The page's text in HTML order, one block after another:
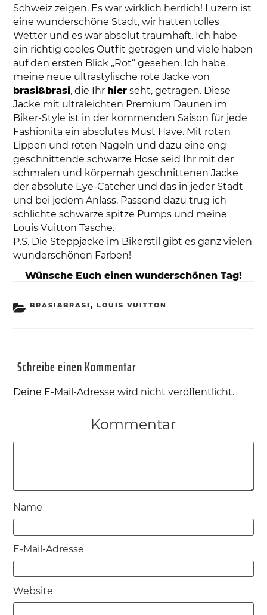
Schweiz zeigen. Es war wirklich herrlich! Luzern ist
eine wunderschöne Stadt, wir hatten tolles
Wetter und es war absolut traumhaft. Ich habe
ein richtig cooles Outfit getragen und viele haben
auf den ersten Blick „Rot“ gesehen. Ich habe
meine neue ultrastylische rote Jacke von
brasi&brasi, die Ihr hier seht, getragen. Diese
Jacke mit ultraleichten Premium Daunen im
Biker-Style ist in der kommenden Saison für jede
Fashionita ein absolutes Must Have. Mit roten
Lippen und roten Nägeln und dazu eine eng
geschnittende schwarze Hose seid Ihr mit der
schmalen und körpernah geschnittenen Jacke
der absolute Eye-Catcher und das in jeder Stadt
und bei jedem Anlass. Passend dazu trug ich
schlichte schwarze spitze Pumps und meine
Louis Vuitton Tasche.
P.S. Die Steppjacke im Bikerstil gibt es ganz vielen
wunderschönen Farben!
Wünsche Euch einen wunderschönen Tag!
KATEGORIEN
BRASI&BRASI , LOUIS VUITTON
Schreibe einen Kommentar
Deine E-Mail-Adresse wird nicht veröffentlicht.
Kommentar
Name
E-Mail-Adresse
Website